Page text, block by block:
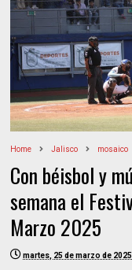
Home Jalisco mosaico
Con béisbol y
semana el
Marzo 2025
martes, 25 de marzo de 2025